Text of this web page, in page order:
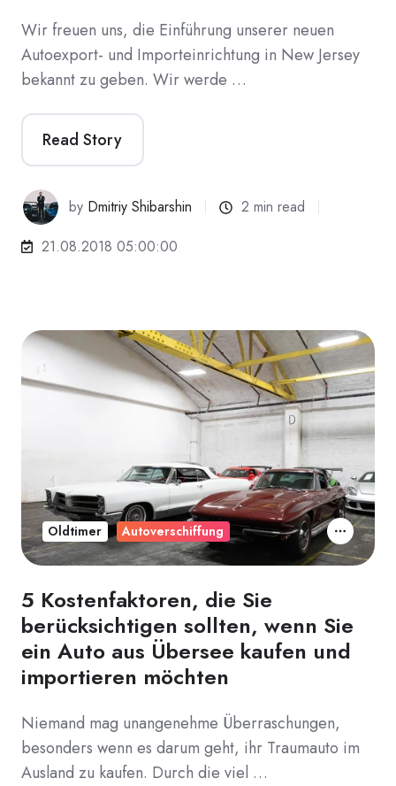
Wir freuen uns, die Einführung unserer neuen
Autoexport- und Importeinrichtung in New Jersey
bekannt zu geben. Wir werde …
Read Story
by Dmitriy Shibarshin
2 min read
21.08.2018 05:00:00
5 Kostenfaktoren, die Sie
berücksichtigen sollten, wenn Sie
ein Auto aus Übersee kaufen und
importieren möchten
Niemand mag unangenehme Überraschungen,
besonders wenn es darum geht, ihr Traumauto im
Ausland zu kaufen. Durch die viel …
Oldtimer Autoverschiffung